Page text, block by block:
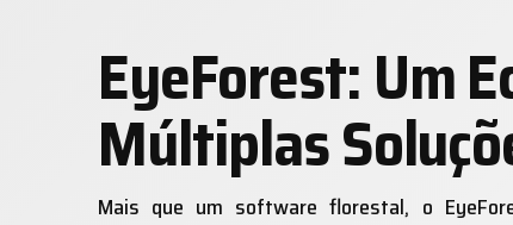
EyeForest: Um
Múltiplas
Mais que um software florestal, o